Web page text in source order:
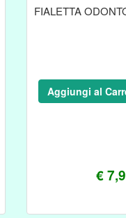
FIALETTA
€
Aggiungi al